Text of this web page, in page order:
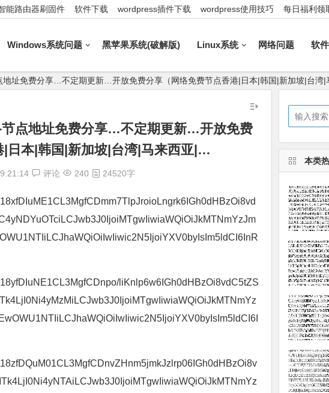
能路由器刷固件 软件下载 wordpress插件下载 wordpress使用技巧 每日福利领
Windows系统问题 黑苹果系统(破解版) Linux系统 网络问题 软
址免费分享…不定期更新…开放免费分享（网络免费节点香港|日本|韩国|新加坡|台湾|
节点地址免费分享…不定期更新…开放免费
|日本|韩国|新加坡|台湾|马来西亚|…
评论 240 24520字
liKnlp6w6IGh0dHBzOi8vdC5tZS
本类